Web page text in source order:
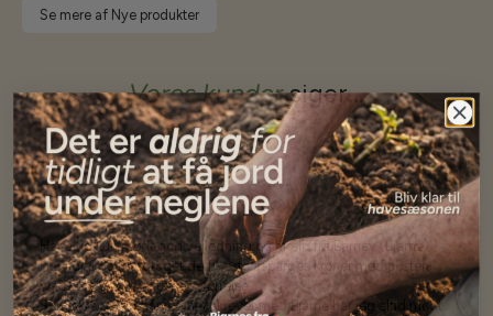
Se mere af Nye produkter
Vores kundersiger...
Har altid kun mødt god vejledning og hjælp fra Barney (Bjarne)
Har lige i går modtaget de fineste asparges kroner med posten
wauw en god kvalitet og størrelse.
Som skrevet før når jeg har skrevet med Bjarne har jeg altid mødt